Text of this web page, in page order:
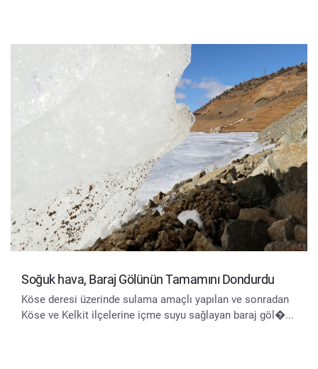
Soğuk hava, Baraj Gölünün Tamamını Dondurdu
Köse deresi üzerinde sulama amaçlı yapılan ve sonradan
Köse ve Kelkit ilçelerine içme suyu sağlayan baraj göl�...